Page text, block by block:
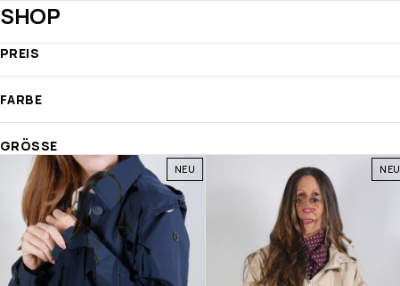
SHOP
PREIS
FARBE
GRÖSSE
NEU NEU